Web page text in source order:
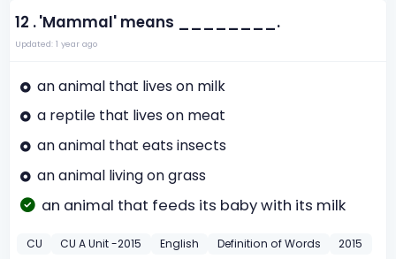
12 .'Mammal' means ________.
Updated: 1 year ago
an animal that lives on milk
a reptile that lives on meat
an animal that eats insects
an animal living on grass
an animal that feeds its baby with its milk
CU CU A Unit -2015 English Definition of Words 2015